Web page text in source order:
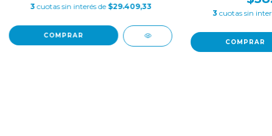
3 cuotas sin interés de $29.409,33
COMPRAR
3 cuotas sin
COMPRAR